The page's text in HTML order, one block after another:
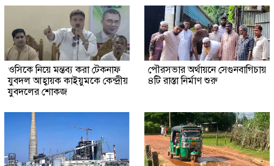
ওসিকে নিয়ে মন্তব্য করা টেকনাফ
যুবদল আহ্বায়ক কাইয়ুমকে কেন্দ্রীয়
যুবদলের শোকজ
পৌরসভার অর্থায়নে সেগুনবাগিচায়
৪টি রাস্তা নির্মাণ শুরু